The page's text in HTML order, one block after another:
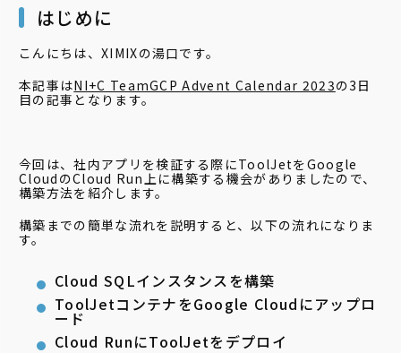
はじめに
こんにちは、XIMIXの湯口です。
本記事はNI+C TeamGCP Advent Calendar 2023の3日
目の記事となります。
今回は、社内アプリを検証する際にToolJetをGoogle
CloudのCloud Run上に構築する機会がありましたので、
構築方法を紹介します。
構築までの簡単な流れを説明すると、以下の流れになりま
す。
Cloud SQLインスタンスを構築
ToolJetコンテナをGoogle Cloudにアップロ
ード
Cloud RunにToolJetをデプロイ